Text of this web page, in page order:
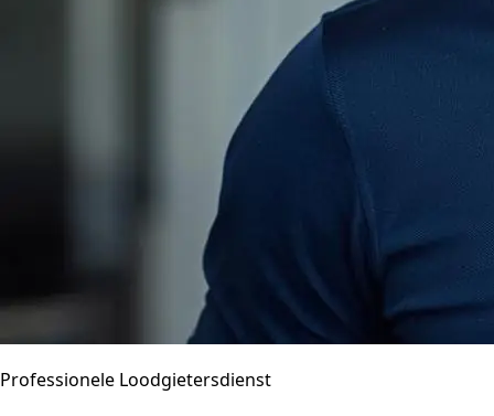
Professionele Loodgietersdienst